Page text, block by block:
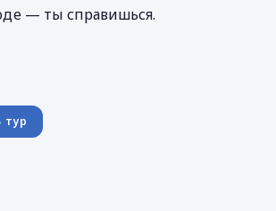
— ты справишься.
тур